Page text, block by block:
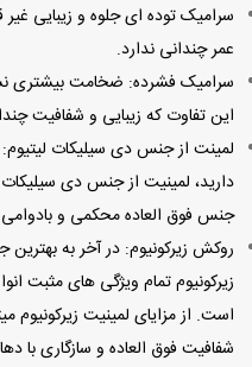
سرامیک توده ای جلوه و زیبایی
عمر چندانی ندارد.
سرامیک فشرده: ضخامت بیشتری
این تفاوت که زیبایی و شفافیت
لمینت از جنس دی سیلیکات
دارید، لمینیت از جنس دی سیلیکات
جنس فوق العاده محکمی و بادوامی
روکش زیرکونیوم: در آخر به
زیرکونیوم تمام ویژگی های مثبت
است. از مزایای لمینیت زیرکونیوم
شفافیت فوق العاده و سازگاری با